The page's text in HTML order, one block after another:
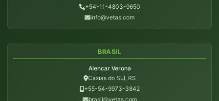
+54-11-4803-9650
info@vetas.com
BRASIL
Alencar Verona
Caxias do Sul, RS
+55-54-9973-3842
brasil@vetas.com